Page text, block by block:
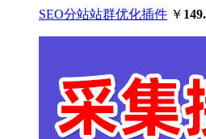
SEO分站站群优化插件 ￥